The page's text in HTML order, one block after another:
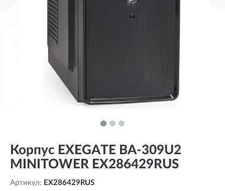
Корпус EXEGATE BA-309U2
MINITOWER EX286429RUS
Артикул: EX286429RUS